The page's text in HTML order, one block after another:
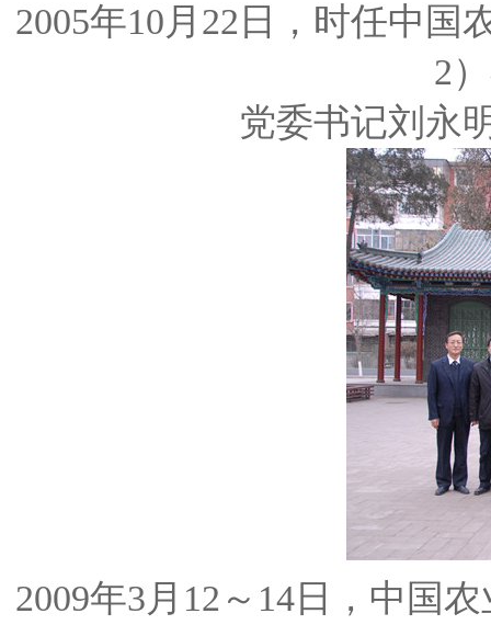
2005年10月22日，时任中
2
党委书记刘永
2009年3月12～14日，中国